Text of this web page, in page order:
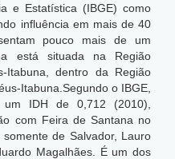
e Estatística (IBGE) como
influência em mais de 40
pouco mais de um
está situada na Região
Itabuna, dentro da Região
Itabuna.Segundo o IBGE,
IDH de 0,712 (2010),
com Feira de Santana no
de Salvador, Lauro
Magalhães. É um dos